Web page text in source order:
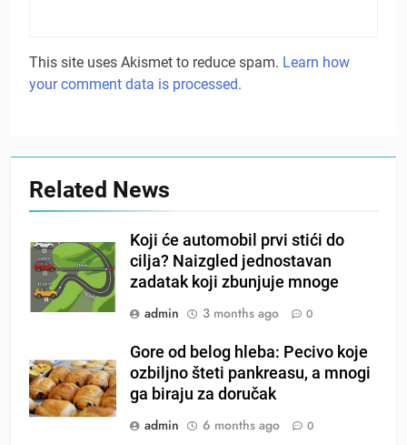
This site uses Akismet to reduce spam. Learn how
your comment data is processed.
Related News
Koji će automobil prvi stići do
cilja? Naizgled jednostavan
zadatak koji zbunjuje mnoge
admin
3 months ago 0
Gore od belog hleba: Pecivo koje
ozbiljno šteti pankreasu, a mnogi
ga biraju za doručak
admin
6 months ago 0